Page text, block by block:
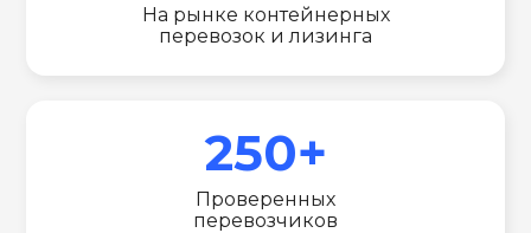
На рынке контейнерных
перевозок и лизинга
250+
Проверенных
перевозчиков